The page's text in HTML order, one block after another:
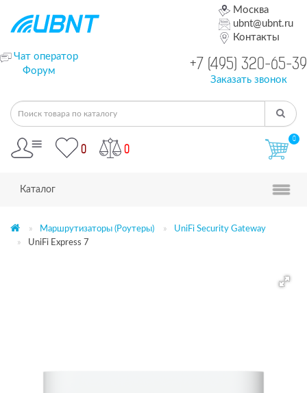
Москва
ubnt@ubnt.ru
Контакты
Чат оператор
Форум
+7 (495) 320-65-39
Заказать звонок
0 0
0
Каталог
Маршрутизаторы (Роутеры)
UniFi Security Gateway
UniFi Express 7